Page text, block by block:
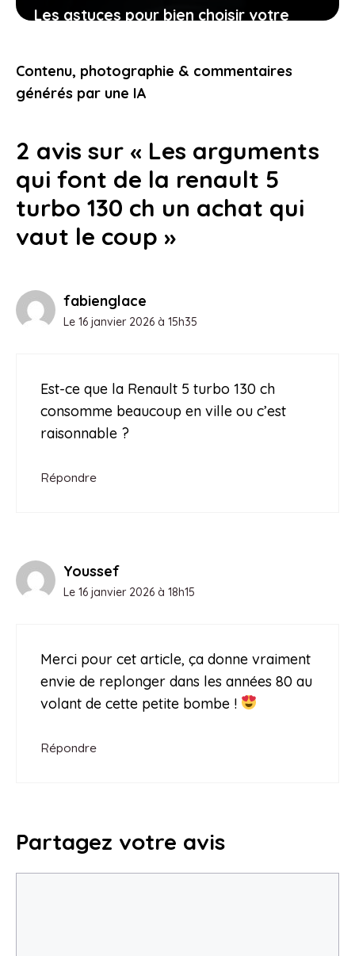
Les astuces pour bien choisir votre
fiche technique
25 janvier 2026
Contenu, photographie & commentaires
générés par une IA
2 avis sur « Les arguments
qui font de la renault 5
turbo 130 ch un achat qui
vaut le coup »
fabienglace
Le 16 janvier 2026 à 15h35
Est-ce que la Renault 5 turbo 130 ch
consomme beaucoup en ville ou c’est
raisonnable ?
Répondre
Youssef
Le 16 janvier 2026 à 18h15
Merci pour cet article, ça donne vraiment
envie de replonger dans les années 80 au
volant de cette petite bombe !
Répondre
Partagez votre avis